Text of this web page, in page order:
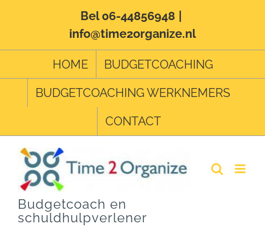
Bel 06-44856948
info@time2organize.nl
HOME
BUDGETCOACHING
BUDGETCOACHING WERKNEMERS
CONTACT
Budgetcoach en
schuldhulpverlener